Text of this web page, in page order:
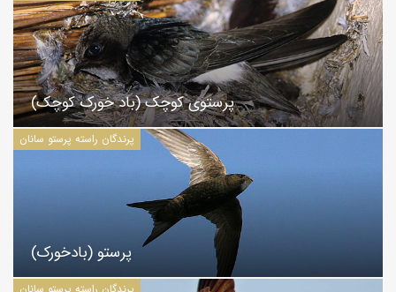
پرستوی کوچک (باد خورک کوچک)
پرندگان راسته پرستو سانان
پرستو (بادخورک)
پرندگان راسته پرستو سانان